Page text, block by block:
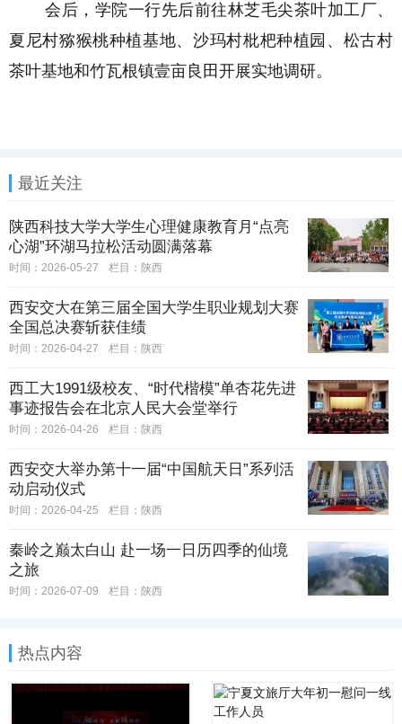
会后，学院一行先后前往林芝毛尖茶叶加工厂、
夏尼村猕猴桃种植基地、沙玛村枇杷种植园、松古村
茶叶基地和竹瓦根镇壹亩良田开展实地调研。
最近关注
陕西科技大学大学生心理健康教育月“点亮
心湖”环湖马拉松活动圆满落幕
时间：2026-05-27 栏目： 陕西
西安交大在第三届全国大学生职业规划大赛
全国总决赛斩获佳绩
时间：2026-04-27 栏目： 陕西
西工大1991级校友、“时代楷模”单杏花先进
事迹报告会在北京人民大会堂举行
时间：2026-04-26 栏目： 陕西
西安交大举办第十一届“中国航天日”系列活
动启动仪式
时间：2026-04-25 栏目： 陕西
秦岭之巅太白山 赴一场一日历四季的仙境
之旅
时间：2026-07-09 栏目： 陕西
热点内容